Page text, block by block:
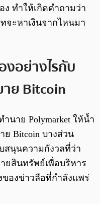
ง ทำให้เกิดคำถามว่า
จะหาเงินจากไหนมา
อย่างไรกับ
าย Bitcoin
าย Polymarket ให้น้ำ
ย Bitcoin บางส่วน
สนุนความกังวลที่ว่า
ยสินทรัพย์เพื่อบริหาร
องข่าวลือที่กำลังแพร่